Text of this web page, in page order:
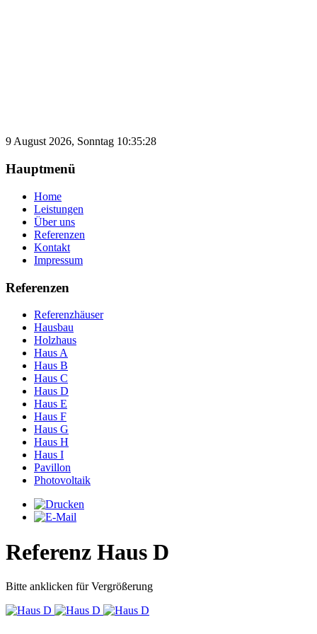
9 August 2026, Sonntag 10:35:28
Hauptmenü
Home
Leistungen
Über uns
Referenzen
Kontakt
Impressum
Referenzen
Referenzhäuser
Hausbau
Holzhaus
Haus A
Haus B
Haus C
Haus D
Haus E
Haus F
Haus G
Haus H
Haus I
Pavillon
Photovoltaik
Referenz Haus D
Bitte anklicken für Vergrößerung